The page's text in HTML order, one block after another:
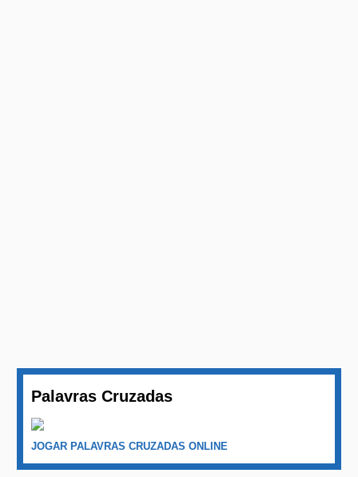
Palavras Cruzadas
JOGAR PALAVRAS CRUZADAS ONLINE